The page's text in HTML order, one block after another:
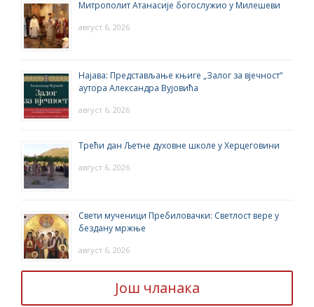
Митрополит Атанасије богослужио у Милешеви
август 6, 2026
Најава: Представљање књиге „Залог за вјечност“
аутора Александра Вујовића
август 6, 2026
Трећи дан Љетне духовне школе у Херцеговини
август 6, 2026
Свети мученици Пребиловачки: Светлост вере у
бездану мржње
август 6, 2026
Још чланака